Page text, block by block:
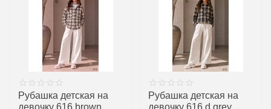
Рубашка детская на
Рубашка детская на